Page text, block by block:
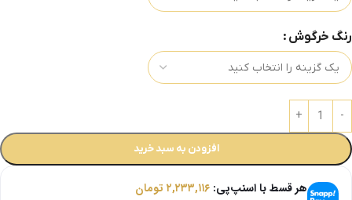
رنگ خرگوش
افزودن به سبد خرید
هر قسط با اسنپ‌پی: ۲,۲۳۳,۱۱۶ تومان